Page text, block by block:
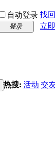
自动登录 找
登录
立
热搜: 活动 交